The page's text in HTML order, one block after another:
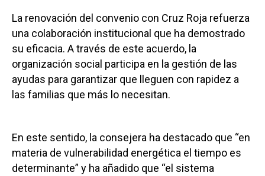
La renovación del convenio con Cruz Roja refuerza
una colaboración institucional que ha demostrado
su eficacia. A través de este acuerdo, la
organización social participa en la gestión de las
ayudas para garantizar que lleguen con rapidez a
las familias que más lo necesitan.
En este sentido, la consejera ha destacado que “en
materia de vulnerabilidad energética el tiempo es
determinante” y ha añadido que “el sistema